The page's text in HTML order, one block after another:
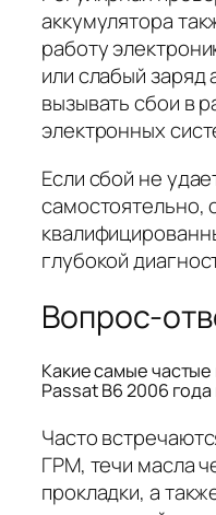
аккумулятора
работу
или слабый заряд
вызывать сбои в
электронных
Если сбой не
самостоятельно,
глубокой
Вопрос-
Какие самые
Passat B6 2006 года
Часто
ГРМ, течи масла
прокладки, а